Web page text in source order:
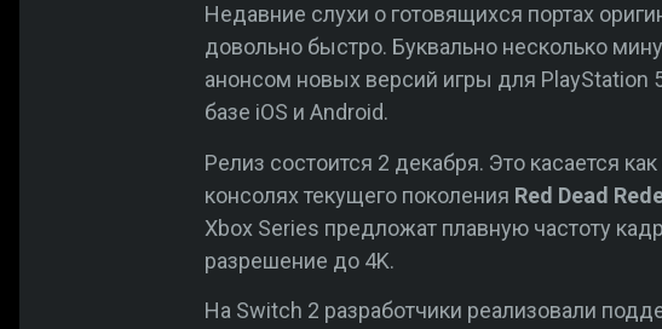
Недавние слухи о готовящихся портах
довольно быстро. Буквально несколько
анонсом новых версий игры для PlayStation
базе iOS и Android.
Релиз состоится 2 декабря. Это касается
консолях текущего поколения Red Dead
Xbox Series предложат плавную частоту
разрешение до 4K.
На Switch 2 разработчики реализовали